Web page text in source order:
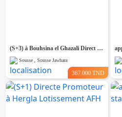
(S+3) à Bouhsina el Ghazali Direct Promoteur
Sousse , Sousse Jawhara
367.000 TND